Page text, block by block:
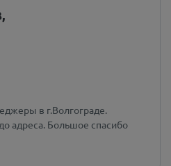
в г.Волгограде.
адреса. Большое спасибо